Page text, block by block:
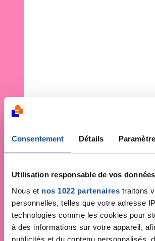
Consentement Détails
Utilisation responsable de vos données
Nous et nos 1022 partenaires traitons
personnelles, telles que votre adresse
technologies comme les cookies pour
à des informations sur votre appareil,
publicités et du contenu personnalisés,